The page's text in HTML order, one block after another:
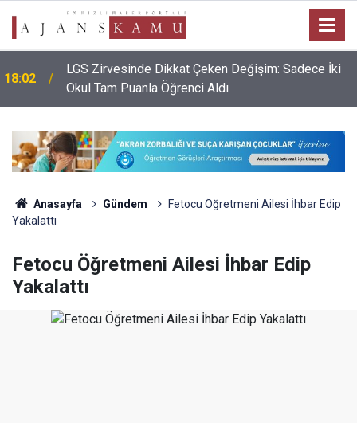
18:02
LGS Zirvesinde Dikkat Çeken Değişim: Sadece İki
Okul Tam Puanla Öğrenci Aldı
Anasayfa Gündem
Fetocu Öğretmeni Ailesi İhbar Edip
Yakalattı
Fetocu Öğretmeni Ailesi İhbar Edip
Yakalattı